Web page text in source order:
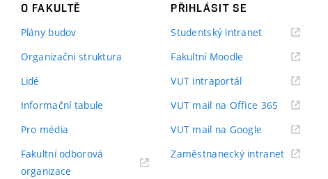
O FAKULTĚ
Plány budov
Organizační struktura
Lidé
Informační tabule
Pro média
Fakultní odborová
organizace
PŘIHLÁSIT SE
Studentský intranet(externí
Fakultní Moodle
VUT intraportál(externí
VUT mail na Office 365 (externí
VUT mail na Google (externí
Zaměstnanecký intranet(externí